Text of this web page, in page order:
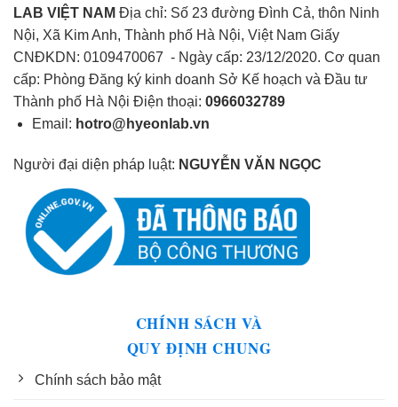
LAB VIỆT NAM Địa chỉ: Số 23 đường Đình Cả, thôn Ninh
Nội, Xã Kim Anh, Thành phố Hà Nội, Việt Nam Giấy
CNĐKDN: 0109470067 - Ngày cấp: 23/12/2020. Cơ quan
cấp: Phòng Đăng ký kinh doanh Sở Kế hoạch và Đầu tư
Thành phố Hà Nội Điện thoại: 0966032789
Email: hotro@hyeonlab.vn
Người đại diện pháp luật: NGUYỄN VĂN NGỌC
CHÍNH SÁCH VÀ
QUY ĐỊNH CHUNG
Chính sách bảo mật